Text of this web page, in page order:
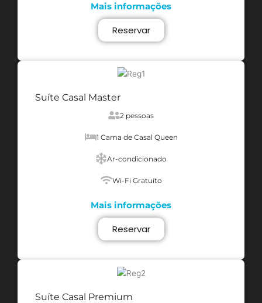
Mais informações
Reservar
Suíte Casal Master
2 pessoas
1 Cama de Casal Queen
Ar-condicionado
Wi-Fi Gratuíto
Mais informações
Reservar
Suíte Casal Premium